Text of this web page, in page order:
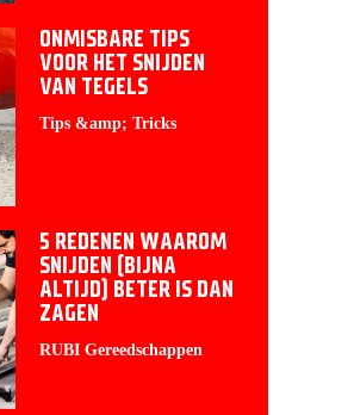
ONMISBARE TIPS
VOOR HET SNIJDEN
VAN TEGELS
Tips &amp; Tricks
5 REDENEN WAAROM
SNIJDEN (BIJNA
ALTIJD) BETER IS DAN
ZAGEN
RUBI Gereedschappen